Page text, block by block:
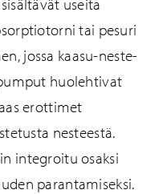
tai pesuri
jossa kaasu-neste-
huolehtivat
erottimet
nesteestä.
integroitu osaksi
parantamiseksi.